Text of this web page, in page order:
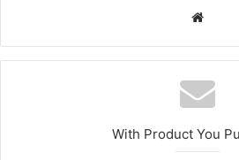
With Product You